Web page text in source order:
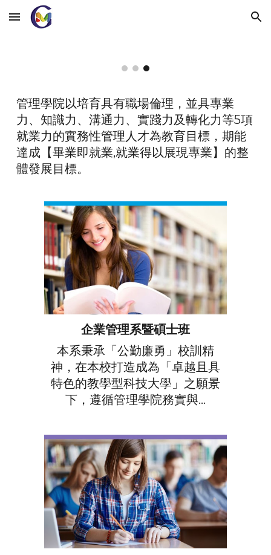
Skip to main content Skip to navigation
管理學院以培育具有職場倫理 ， 並具專業
力、知識力、溝通力、實踐力及轉化力等5項
就業力的實務性管理人才為教育目標，期能
達成【畢業即就業,就業得以展現專業】的整
體發展目標。
企業管理系暨碩士班
本系秉承「公勤廉勇」校訓精
神，在本校打造成為「卓越且具
特色的教學型科技大學」之願景
下，遵循管理學院務實與...